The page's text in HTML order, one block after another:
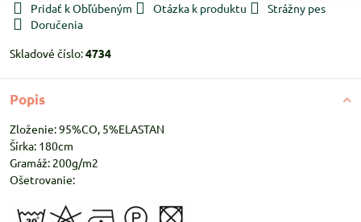
Pridať k Obľúbeným Otázka k produktu
Strážny pes
Doručenia
Skladové číslo:4734
Popis
Zloženie: 95%CO, 5%ELASTAN
Šírka: 180cm
Gramáž: 200g/m2
Ošetrovanie: